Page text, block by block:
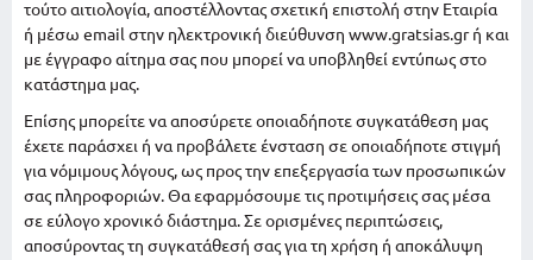
τούτο αιτιολογία, αποστέλλοντας σχετική επιστολή στην Εταιρία
ή μέσω email στην ηλεκτρονική διεύθυνση www.gratsias.gr ή και
με έγγραφο αίτημα σας που μπορεί να υποβληθεί εντύπως στο
κατάστημα μας.
Επίσης μπορείτε να αποσύρετε οποιαδήποτε συγκατάθεση μας
έχετε παράσχει ή να προβάλετε ένσταση σε οποιαδήποτε στιγμή
για νόμιμους λόγους, ως προς την επεξεργασία των προσωπικών
σας πληροφοριών. Θα εφαρμόσουμε τις προτιμήσεις σας μέσα
σε εύλογο χρονικό διάστημα. Σε ορισμένες περιπτώσεις,
αποσύροντας τη συγκατάθεσή σας για τη χρήση ή αποκάλυψη